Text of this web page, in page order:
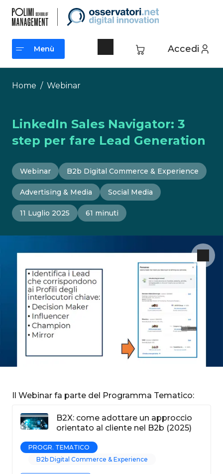
contenuto
Accedi
Menù
Menù
Home / Webinar
LinkedIn Sales Navigator: 3
step per fare Lead Generation
Webinar B2b Digital Commerce & Experience
Advertising & Media Social Media
11 Luglio 2025 61 minuti
Il Webinar fa parte del Programma Tematico:
B2X: come adottare un approccio
orientato al cliente nel B2b (2025)
PROGR. TEMATICO
B2b Digital Commerce & Experience